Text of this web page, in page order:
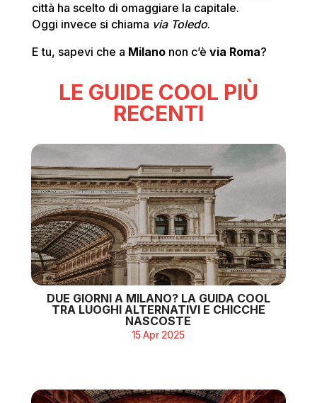
città ha scelto di omaggiare la capitale.
Oggi invece si chiama via Toledo.
E tu, sapevi che a Milanonon c’è via Roma?
LE GUIDE COOL PIÙ
RECENTI
DUE GIORNI A MILANO? LA GUIDA COOL
TRA LUOGHI ALTERNATIVI E CHICCHE
NASCOSTE
15 Apr 2025